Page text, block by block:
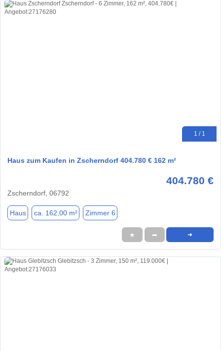
1 / 1
Haus zum Kaufen in Zscherndorf 404.780 € 162 m²
404.780 €
Zscherndorf, 06792
Haus ca. 162,00 m² Zimmer 6
★ ➦ ➜